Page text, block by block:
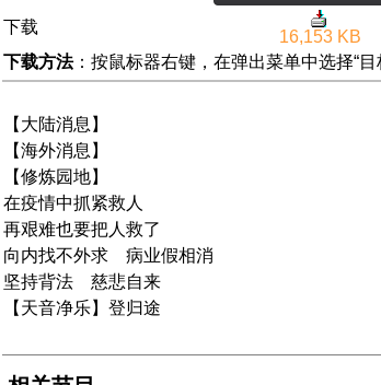
下载
16,153 KB
下载方法：按鼠标器右键，在弹出菜单中选择“
【大陆消息】
【海外消息】
【修炼园地】
在疫情中抓紧救人
再艰难也要把人救了
向内找不外求 病业假相消
坚持背法 慈悲自来
【天音净乐】登归途